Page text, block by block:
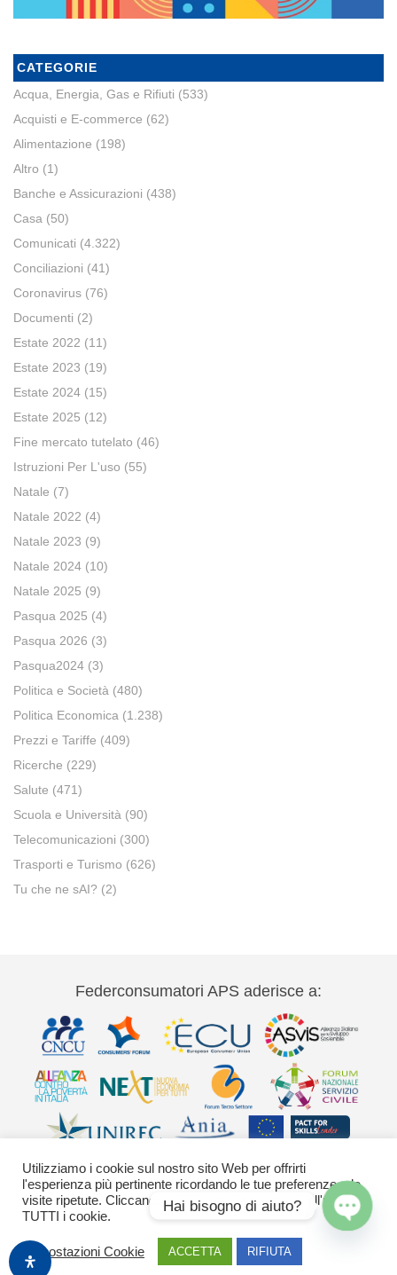
CATEGORIE
Acqua, Energia, Gas e Rifiuti (533)
Acquisti e E-commerce (62)
Alimentazione (198)
Altro (1)
Banche e Assicurazioni (438)
Casa (50)
Comunicati (4.322)
Conciliazioni (41)
Coronavirus (76)
Documenti (2)
Estate 2022 (11)
Estate 2023 (19)
Estate 2024 (15)
Estate 2025 (12)
Fine mercato tutelato (46)
Istruzioni Per L'uso (55)
Natale (7)
Natale 2022 (4)
Natale 2023 (9)
Natale 2024 (10)
Natale 2025 (9)
Pasqua 2025 (4)
Pasqua 2026 (3)
Pasqua2024 (3)
Politica e Società (480)
Politica Economica (1.238)
Prezzi e Tariffe (409)
Ricerche (229)
Salute (471)
Scuola e Università (90)
Telecomunicazioni (300)
Trasporti e Turismo (626)
Tu che ne sAI? (2)
Federconsumatori APS aderisce a:
Via Palestro 11 00185 Roma - tel 06
42020755-9 federconsumatori@federconsumatori.it Ufficio stampa tel: 06
42020755 ufficiostampa@federconsumatori.it -Cookies Policy
Utilizziamo i cookie sul nostro sito Web per offrirti
l'esperienza più pertinente ricordando le tue preferenze e le
visite ripetute. Cliccando su "Accetta" acconsenti all'uso di
TUTTI i cookie.
Impostazioni Cookie ACCETTA RIFIUTA
Hai bisogno di aiuto?